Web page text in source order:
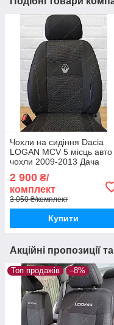
Чохли на сидіння Dacia
LOGAN MCV 5 місць авто
чохли 2009-2013 Дача
суцільна)
2 900 ₴/
комплект
3 050 ₴/комплект
Купити
Акційні пропозиції
Топ продажів –8%